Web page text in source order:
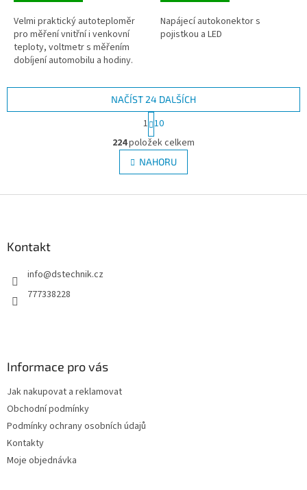
Velmi praktický autoteploměr
pro měření vnitřní i venkovní
teploty, voltmetr s měřením
dobíjení automobilu a hodiny.
Napájecí autokonektor s
pojistkou a LED
O
v
l
á
NAČÍST 24 DALŠÍCH
S
t
r
á
n
k
v
1 10
224položek celkem
NAHORU
Kontakt
info@dstechnik.cz
777338228
Informace pro vás
Jak nakupovat a reklamovat
Obchodní podmínky
Podmínky ochrany osobních údajů
Kontakty
Moje objednávka